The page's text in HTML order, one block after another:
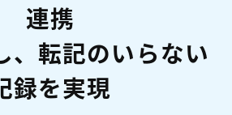
連携
、転記のいらない
録を実現